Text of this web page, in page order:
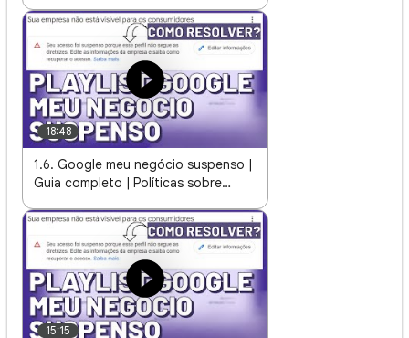
18:48
1.6. Google meu negócio suspenso |
Guia completo | Políticas sobre
15:15